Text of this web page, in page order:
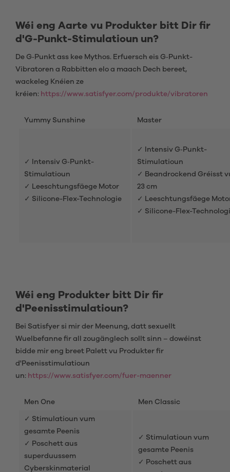
Wéi eng Aarte vu Produkter bitt Dir fir
d'G-Punkt-Stimulatioun un?
De G‑Punkt ass kee Mythos. Erfuersch eis G‑Punkt-
Vibratoren a Rabbitten elo a maach Dech bereet,
wackeleg Knéien ze
kréien: https://www.satisfyer.com/produkte/vibratoren
Yummy Sunshine Master
✓ Intensiv G‑Punkt-
Stimulatioun
✓ Leeschtungsfäege Motor
✓ Silicone-Flex-Technologie
✓ Intensiv G‑Punkt-
Stimulatioun
✓ Beandrockend Gréisst
23 cm
✓ Leeschtungsfäege
✓ Silicone-Flex-
Wéi eng Produkter bitt Dir fir
d'Peenisstimulatioun?
Bei Satisfyer si mir der Meenung, datt sexuellt
Wuelbefanne fir all zougänglech sollt sinn – dowéinst
bidde mir eng breet Palett vu Produkter fir
d'Peenisstimulatioun
un: https://www.satisfyer.com/fuer-maenner
Men One Men Classic
✓ Stimulatioun vum
gesamte Peenis
✓ Poschett aus
superduussem
Cyberskinmaterial
✓ Stimulatioun vum
gesamte Peenis
✓ Poschett aus